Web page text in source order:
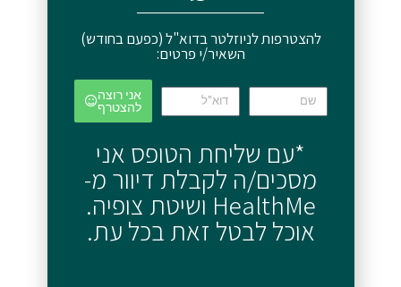
להצטרפות לניוזלטר בדוא"ל (כפעם בחודש)
השאיר/י פרטים:
אני רוצה
להצטרף
*עם שליחת הטופס אני
מסכים/ה לקבלת דיוור מ-
HealthMe ושיטת צופיה.
אוכל לבטל זאת בכל עת.